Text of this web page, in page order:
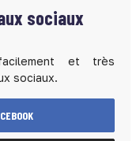
sociaux
et très
sociaux.